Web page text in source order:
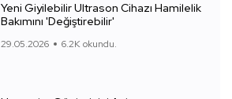
Yeni Giyilebilir Ultrason Cihazı Hamilelik
Bakımını 'Değiştirebilir'
29.05.2026 6.2K okundu.